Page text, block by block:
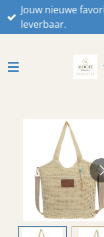
Ga
direct
hoofdinhoud
Jouw nieuwe
leverbaar.